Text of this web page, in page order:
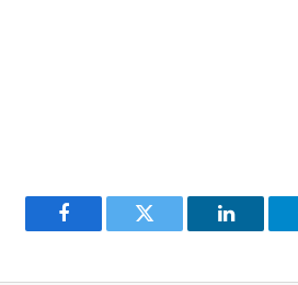
Facebook Twitter LinkedIn